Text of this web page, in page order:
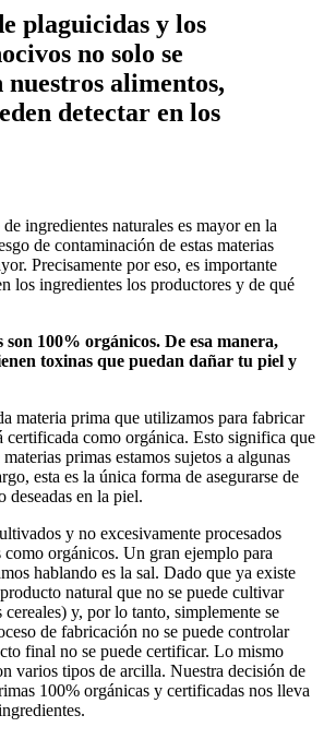
plaguicidas y los
no solo se
nuestros alimentos,
detectar en los
ingredientes naturales es mayor en la
de contaminación de estas materias
Precisamente por eso, es importante
los ingredientes los productores y de qué
100% orgánicos. De esa manera,
toxinas que puedan dañar tu piel y
materia prima que utilizamos para fabricar
certificada como orgánica. Esto significa que
primas estamos sujetos a algunas
esta es la única forma de asegurarse de
deseadas en la piel.
y no excesivamente procesados
como orgánicos. Un gran ejemplo para
hablando es la sal. Dado que ya existe
natural que no se puede cultivar
cereales) y, por lo tanto, simplemente se
de fabricación no se puede controlar
final no se puede certificar. Lo mismo
varios tipos de arcilla. Nuestra decisión de
100% orgánicas y certificadas nos lleva